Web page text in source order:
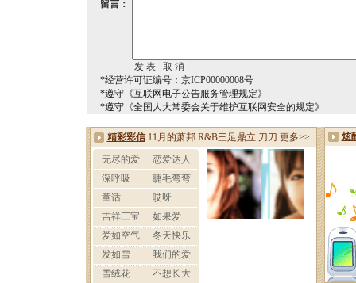
留言：
*经营许可证编号：京ICP00000008号
*遵守《互联网电子公告服务管理规定》
*遵守《全国人大常委会关于维护互联网安全的规定》